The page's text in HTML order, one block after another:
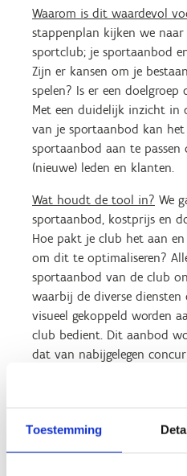
Toestemming
Waarom is dit waardevol
stappenplan kijken we
sportclub; je sportaanbod
Zijn er kansen om je
spelen? Is er een doelgroep
Met een duidelijk inzicht in
van je sportaanbod kan
sportaanbod aan te passen
(nieuwe) leden en klanten.
Wat houdt de tool in? We
sportaanbod, kostprijs en
Hoe pakt je club het aan
om dit te optimaliseren?
sportaanbod van de club
waarbij de diverse
visueel gekoppeld worden
club bedient. Dit aanbod
dat van nabijgelegen
tweede deel gefocust
specifieke doelgroepen
wil richten in de toekomst,
evaluatie van de huidige
stap zal de club in staat